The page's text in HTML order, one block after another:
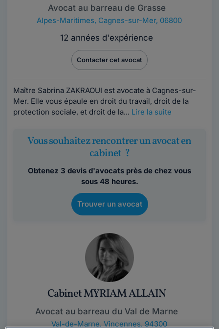
Avocat au barreau de Grasse
Alpes-Maritimes, Cagnes-sur-Mer, 06800
12 années d'expérience
Contacter cet avocat
Maître Sabrina ZAKRAOUI est avocate à Cagnes-sur-
Mer. Elle vous épaule en droit du travail, droit de la
protection sociale, et droit de la... Lire la suite
Vous souhaitez rencontrer un avocat en
cabinet ?
Obtenez 3 devis d'avocats près de chez vous
sous 48 heures.
Trouver un avocat
Cabinet MYRIAM ALLAIN
Avocat au barreau du Val de Marne
Val-de-Marne, Vincennes, 94300